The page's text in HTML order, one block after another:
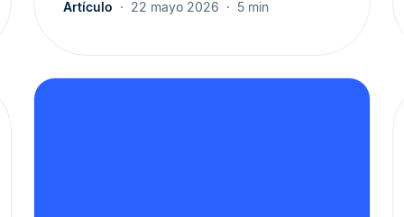
Artículo 22 mayo 2026 5 min